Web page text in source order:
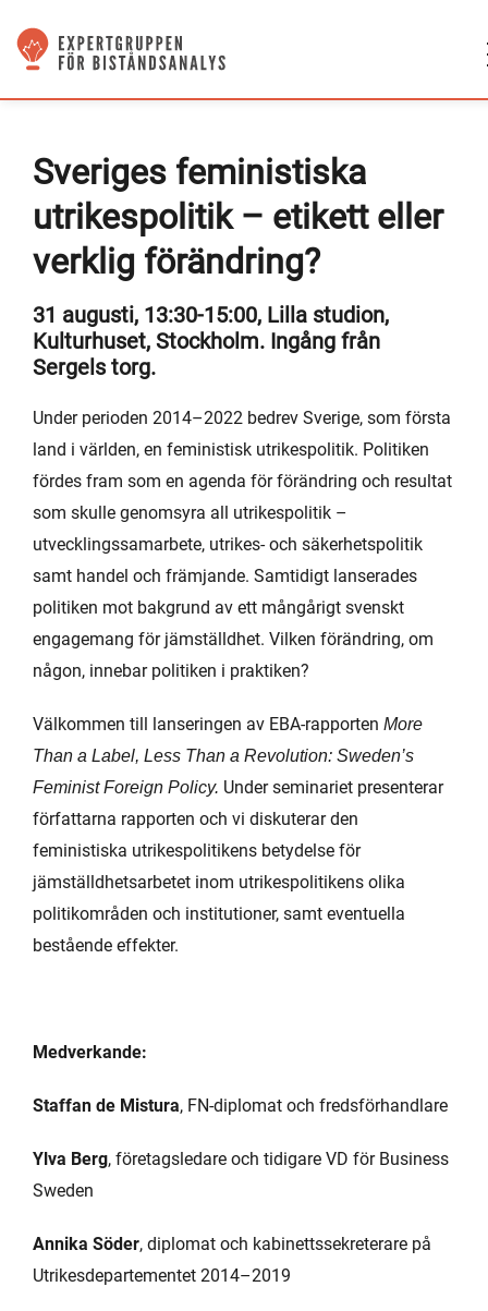
Sveriges feministiska
utrikespolitik – etikett eller
verklig förändring?
31 augusti, 13:30-15:00, Lilla studion,
Kulturhuset, Stockholm. Ingång från
Sergels torg.
Under perioden 2014–2022 bedrev Sverige, som första
land i världen, en feministisk utrikespolitik. Politiken
fördes fram som en agenda för förändring och resultat
som skulle genomsyra all utrikespolitik –
utvecklingssamarbete, utrikes- och säkerhetspolitik
samt handel och främjande. Samtidigt lanserades
politiken mot bakgrund av ett mångårigt svenskt
engagemang för jämställdhet. Vilken förändring, om
någon, innebar politiken i praktiken?
Välkommen till lanseringen av EBA-rapporten More
Than a Label, Less Than a Revolution: Sweden’s
Feminist Foreign Policy. Under seminariet presenterar
författarna rapporten och vi diskuterar den
feministiska utrikespolitikens betydelse för
jämställdhetsarbetet inom utrikespolitikens olika
politikområden och institutioner, samt eventuella
bestående effekter.
Medverkande:
Staffan de Mistura, FN-diplomat och fredsförhandlare
Ylva Berg, företagsledare och tidigare VD för Business
Sweden
Annika Söder, diplomat och kabinettssekreterare på
Utrikesdepartementet 2014–2019